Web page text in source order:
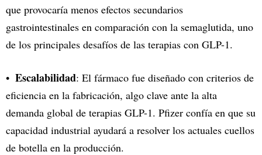
que provocaría menos efectos secundarios
gastrointestinales en comparación con la semaglutida, uno
de los principales desafíos de las terapias con GLP-1.
Escalabilidad: El fármaco fue diseñado con criterios de
eficiencia en la fabricación, algo clave ante la alta
demanda global de terapias GLP-1. Pfizer confía en que su
capacidad industrial ayudará a resolver los actuales cuellos
de botella en la producción.